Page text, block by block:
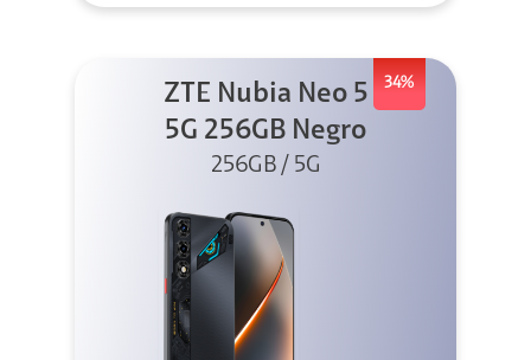
34%
ZTE Nubia Neo 5
5G 256GB Negro
256GB / 5G